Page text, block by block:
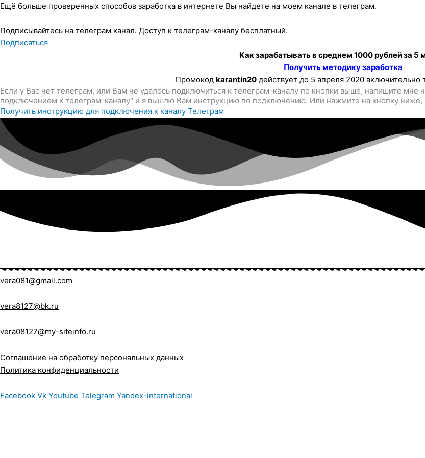
Ещё больше проверенных способов заработка в интернете Вы найдете на моем канале в телеграм.
Подписывайтесь на телеграм канал. Доступ к телеграм-каналу бесплатный.
Подписаться
Как зарабатывать в среднем 1000 рублей за 5
Получить методику заработка
Промокод karantin20действует до 5 апреля 2020 включительно
Если у Вас нет телеграм, или Вам не удалось подключиться к телеграм-каналу по кнопки выше, напишите
подключением к телеграм-каналу" и я вышлю Вам инструкцию по подключению. Или нажмите на кнопку
Получить инструкцию для подключения к каналу Телеграм
vera081@gmail.com
vera8127@bk.ru
vera08127@my-siteinfo.ru
Соглашение на обработку персональных данных
Политика конфиденциальности
Facebook Vk Youtube Telegram Yandex-international